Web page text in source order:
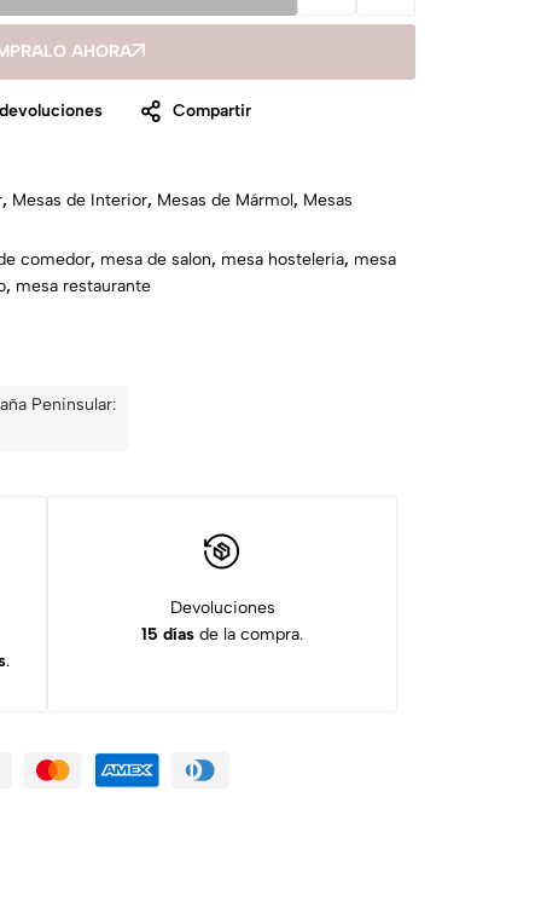
AHORA
Compartir
, Mesas de Interior, Mesas de Mármol, Mesas
comedor, mesa de salon, mesa hosteleria, mesa
, mesa restaurante
Peninsular:
.
Devoluciones
15 días de la compra.